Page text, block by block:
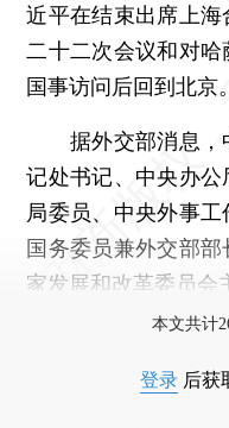
近平在结束出席上
二十二次会议和对
国事访问后回到北京。
据外交部消息，
记处书记、中央办
局委员、中央外事工
国务委员兼外交部
家发展和改革委员会
本文共计
登录 后获